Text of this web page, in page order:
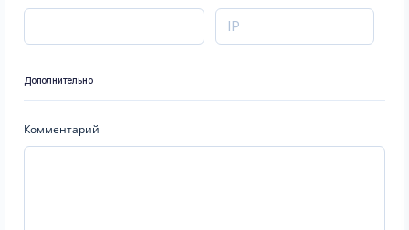
Дополнительно
Комментарий